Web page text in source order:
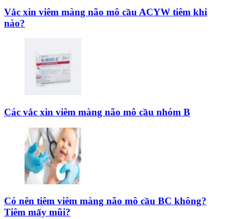
Vắc xin viêm màng não mô cầu ACYW tiêm khi
nào?
Các vắc xin viêm màng não mô cầu nhóm B
Có nên tiêm viêm màng não mô cầu BC không?
Tiêm mấy mũi?